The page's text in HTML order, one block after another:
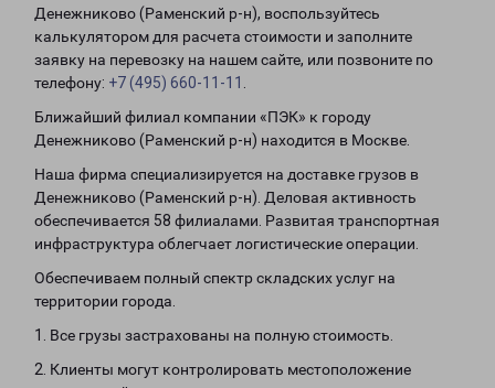
Денежниково (Раменский р-н), воспользуйтесь
калькулятором для расчета стоимости и заполните
заявку на перевозку на нашем сайте, или позвоните по
телефону: +7 (495) 660-11-11
Ближайший филиал компании «ПЭК» к городу
Денежниково (Раменский р-н) находится в Москве.
Наша фирма специализируется на доставке грузов в
Денежниково (Раменский р-н). Деловая активность
обеспечивается 58 филиалами. Развитая транспортная
инфраструктура облегчает логистические операции.
Обеспечиваем полный спектр складских услуг на
территории города.
1. Все грузы застрахованы на полную стоимость.
2. Клиенты могут контролировать местоположение